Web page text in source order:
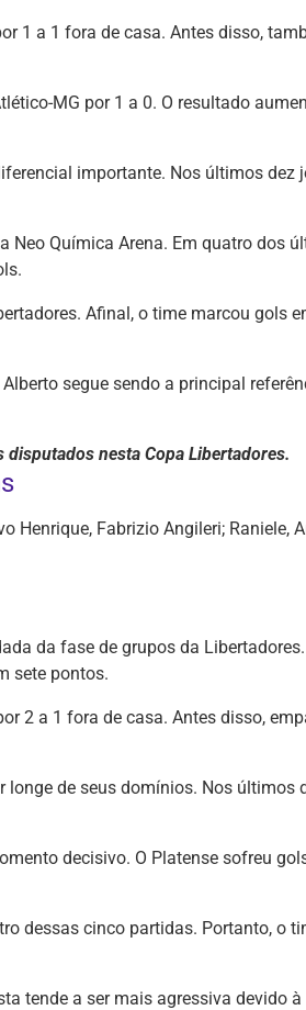
1 a 1 fora de casa. Antes disso,
MG por 1 a 0. O resultado
importante. Nos últimos dez
Neo Química Arena. Em quatro dos
Afinal, o time marcou gols
segue sendo a principal
nesta Copa Libertadores.
Henrique, Fabrizio Angileri; Raniele,
da fase de grupos da
sete pontos.
2 a 1 fora de casa. Antes disso,
longe de seus domínios. Nos últimos
decisivo. O Platense sofreu
dessas cinco partidas. Portanto, o
tende a ser mais agressiva devido